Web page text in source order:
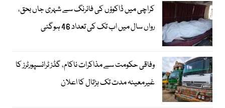
کراچی میں ڈاکوؤں کی فائرنگ سے شہری جاں بحق،
رواں سال میں اب تک کی تعداد 46 ہوگئی
وفاقی حکومت سے مذاکرات ناکام، گڈز ٹرانسپورٹرز کا
غیرمعینہ مدت تک ہڑتال کا اعلان